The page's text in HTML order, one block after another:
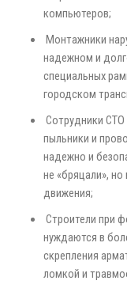
компьютеров;
Монтажники
надежном и
специальных
городском
Сотрудники СТО
пыльники и
надежно и
не «бряцали»,
движения;
Строители при
нуждаются в
скрепления
ломкой и